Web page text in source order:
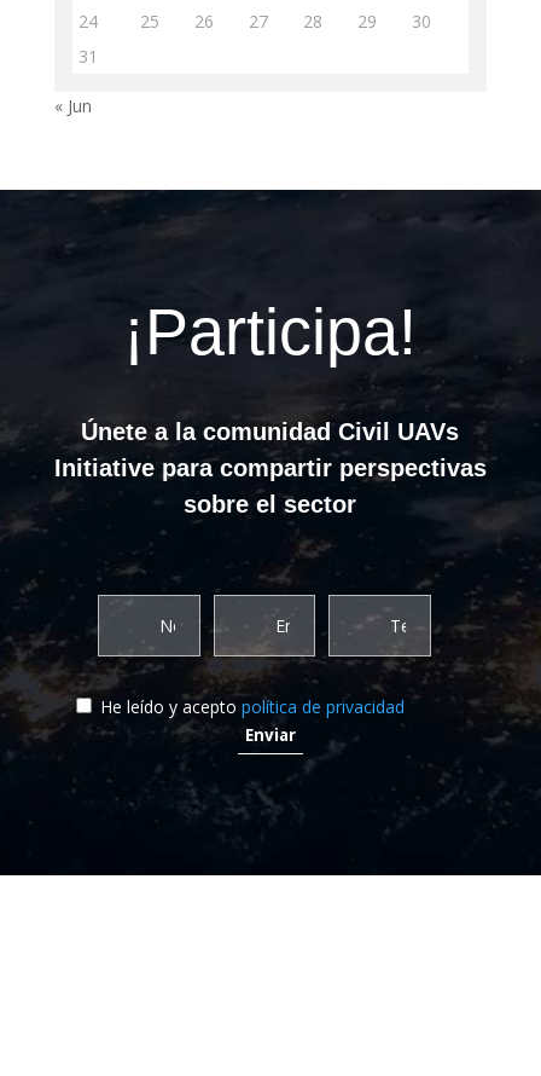
24
25 26 27 28 29
30
31
« Jun
¡Participa!
Únete a la comunidad Civil UAVs
Initiative para compartir perspectivas
sobre el sector
He leído y acepto política de privacidad